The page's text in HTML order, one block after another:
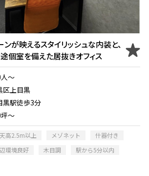
ンが映えるスタイリッシュな内装と、
個室を備えた居抜きオフィス
～
区上目黒
黒駅徒歩3分
～
天高2.5m以上 メゾネット
什器付き
環境良好 木目調
駅から5分以内